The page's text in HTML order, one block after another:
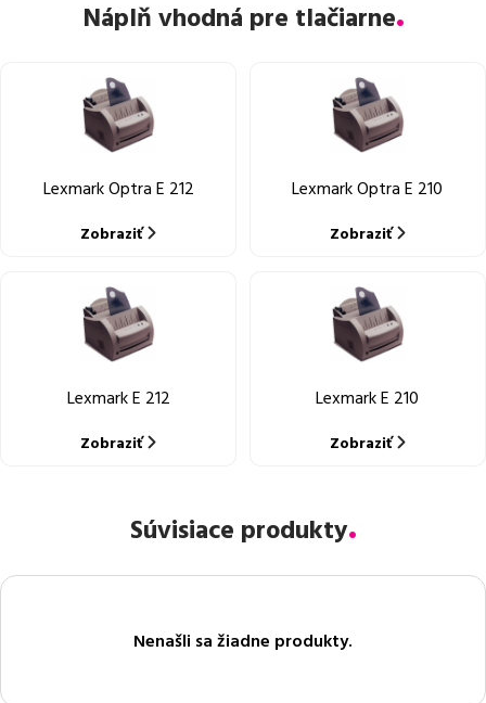
Náplň vhodná pre tlačiarne
Lexmark Optra E 212
Zobraziť
Lexmark Optra E 210
Zobraziť
Lexmark E 212
Zobraziť
Lexmark E 210
Zobraziť
Súvisiace produkty
Nenašli sa žiadne produkty.